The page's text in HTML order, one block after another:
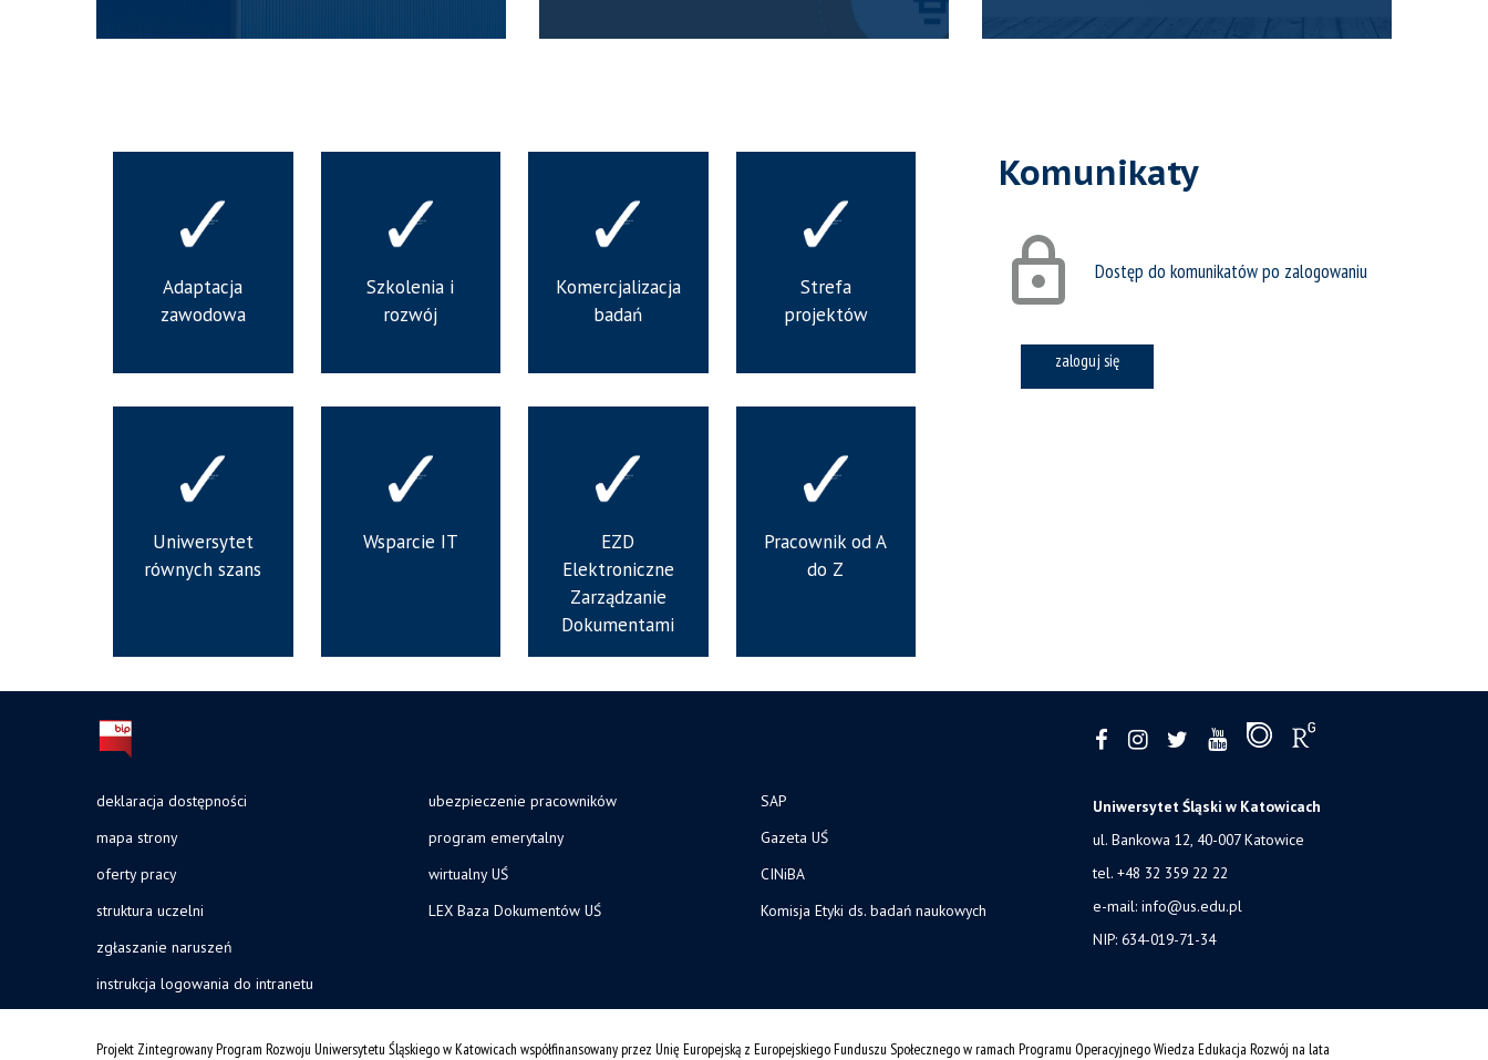
Adaptacja
zawodowa
Szkolenia i
rozwój
Komercjalizacja
badań
Strefa
projektów
Uniwersytet
równych szans
Wsparcie IT
EZD
Elektroniczne
Zarządzanie
Dokumentami
Pracownik od A
do Z
Komunikaty
Dostęp do komunikatów po zalogowaniu
zaloguj się
deklaracja dostępności
mapa strony
oferty pracy
struktura uczelni
zgłaszanie naruszeń
instrukcja logowania do intranetu
ubezpieczenie pracowników
program emerytalny
wirtualny UŚ
LEX Baza Dokumentów UŚ
SAP
Gazeta UŚ
CINiBA
Komisja Etyki ds. badań naukowych
Uniwersytet Śląski w Katowicach
ul. Bankowa 12, 40-007 Katowice
tel. +48 32 359 22 22
e-mail: info@us.edu.pl
NIP: 634-019-71-34
Projekt Zintegrowany Program Rozwoju Uniwersytetu Śląskiego w Katowicach współfinansowany przez Unię Europejską z Europejskiego Funduszu Społecznego w ramach Programu Operacyjnego Wiedza Edukacja Rozwój na lata